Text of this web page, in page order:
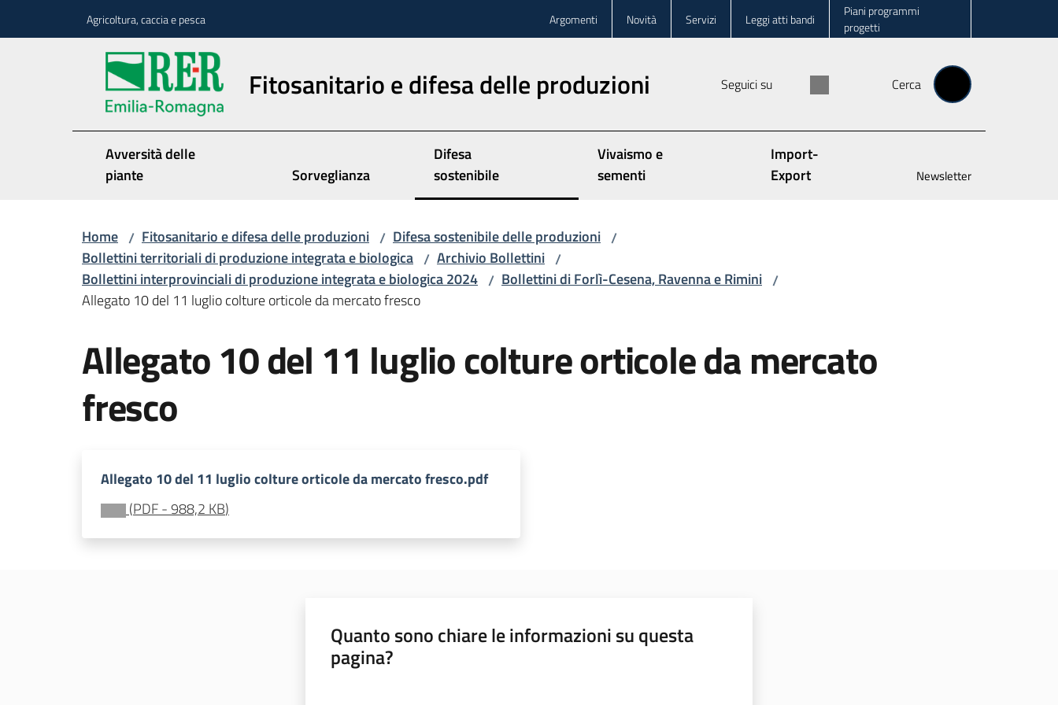
Agricoltura, caccia e pesca Argomenti Novità Servizi Leggi atti bandi
Piani programmi
progetti
Fitosanitario e difesa delle produzioni Seguici su Cerca
Avversità delle
piante
Sorveglianza
Difesa
sostenibile
Vivaismo e
sementi
Import-
Export
Newsletter
Home / Fitosanitario e difesa delle produzioni / Difesa sostenibile delle produzioni /
Bollettini territoriali di produzione integrata e biologica / Archivio Bollettini /
Bollettini interprovinciali di produzione integrata e biologica 2024 / Bollettini di Forlì-Cesena, Ravenna e Rimini /
Allegato 10 del 11 luglio colture orticole da mercato fresco
Allegato 10 del 11 luglio colture orticole da mercato
fresco
Allegato 10 del 11 luglio colture orticole da mercato fresco.pdf
(PDF-988,2 KB)
Quanto sono chiare le informazioni su questa
pagina?